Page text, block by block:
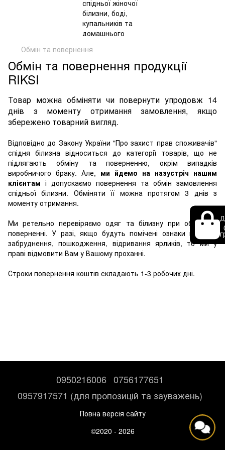
Обмін та повернення
Обмін та повернення продукції
RIKSI
Товар можна обміняти чи повернути упродовж 14
днів з моменту отримання замовлення, якщо
збережено товарний вигляд.
Відповідно до Закону України "Про захист прав споживачів"
спідня білизна відноситься до категорії товарів, що не
підлягають обміну та поверненню, окрім випадків
виробничого браку. Але, ми йдемо на назустріч нашим
клієнтам і допускаємо повернення та обмін замовлення
спідньої білизни. Обміняти її можна протягом 3 днів з
моменту отримання.
Ми ретельно перевіряємо одяг та білизну при обміні чи
поверненні. У разі, якщо будуть помічені ознаки носіння,
забруднення, пошкодження, відривання ярликів, то ми у
праві відмовити Вам у Вашому проханні.
Строки повернення коштів складають 1-3 робочих дні.
0950216006 0756177651
0957917571 (для пропозицій та зауважень)
Повна версія сайту
©2020 - 2026